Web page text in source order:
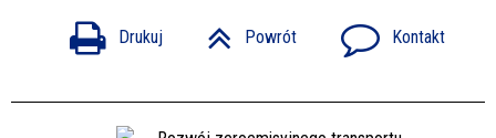
Drukuj Powrót Kontakt